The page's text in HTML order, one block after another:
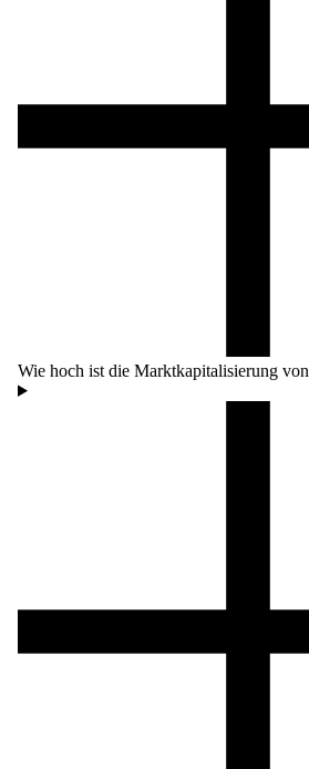
Wie hoch ist die Marktkapitalisierung